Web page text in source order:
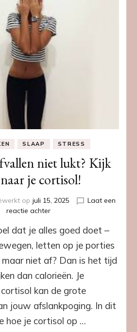
SLAAP STRESS
niet lukt? Kijk
je cortisol!
op juli 15, 2025
Laat een
reactie achterop
afvallen
lukt?
Kijk
eens
naar
je
cortisol!
dat je alles goed doet –
letten op je porties
niet af? Dan is het tijd
dan calorieën. Je
kan de grote
jouw afslankpoging. In dit
hoe je cortisol op …